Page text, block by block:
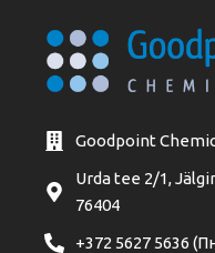
Goodpoint
Urda tee 2/1,
76404
+372 5627 5636